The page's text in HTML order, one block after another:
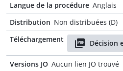
Langue de la procédure Anglais
Distribution Non distribuées (D)
Téléchargement
Décision
Versions JO Aucun lien JO trouvé